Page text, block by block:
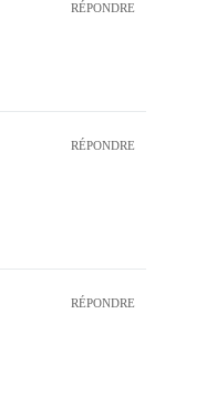
RÉPONDRE
RÉPONDRE
RÉPONDRE